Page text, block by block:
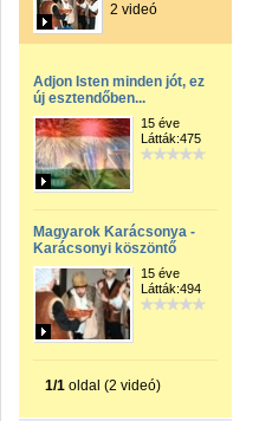
2 videó
Adjon Isten minden jót, ez
új esztendőben...
15 éve
Látták:475
Magyarok Karácsonya -
Karácsonyi köszöntő
15 éve
Látták:494
1/1 oldal (2 videó)